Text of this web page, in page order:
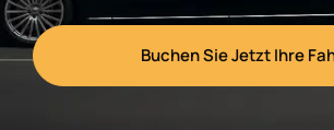
Buchen Sie Jetzt Ihre